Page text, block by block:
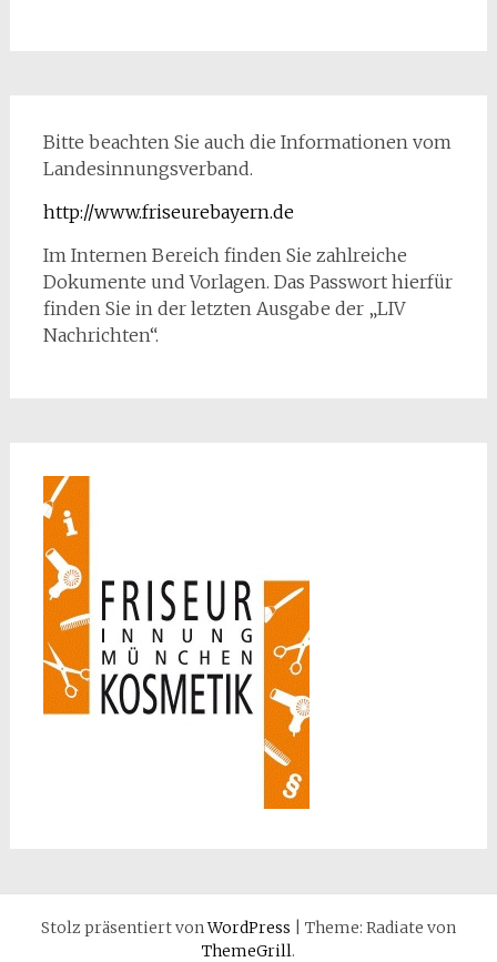
Bitte beachten Sie auch die Informationen vom
Landesinnungsverband.
http://www.friseurebayern.de
Im Internen Bereich finden Sie zahlreiche
Dokumente und Vorlagen. Das Passwort hierfür
finden Sie in der letzten Ausgabe der „LIV
Nachrichten“.
Stolz präsentiert vonWordPress
Theme: Radiate von
ThemeGrill.